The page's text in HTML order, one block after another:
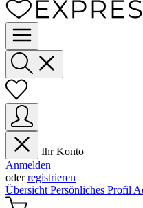
Ihr Konto
Anmelden
oderregistrieren
Übersicht Persönliches Profil